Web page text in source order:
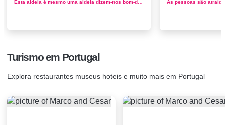
Turismo em Portugal
Explora restaurantes museus hoteis e muito mais em Portugal